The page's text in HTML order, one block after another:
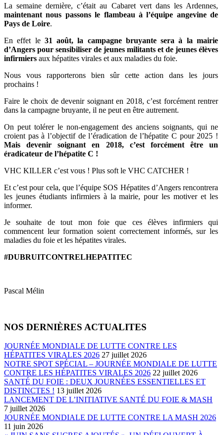
La semaine dernière, c’était au Cabaret vert dans les Ardennes,
maintenant nous passons le flambeau à l’équipe angevine de
Pays de Loire.
En effet le 31 août, la campagne bruyante sera à la mairie
d’Angers pour sensibiliser de jeunes militants et de jeunes élèves
infirmiers aux hépatites virales et aux maladies du foie.
Nous vous rapporterons bien sûr cette action dans les jours
prochains !
Faire le choix de devenir soignant en 2018, c’est forcément rentrer
dans la campagne bruyante, il ne peut en être autrement.
On peut tolérer le non-engagement des anciens soignants, qui ne
croient pas à l’objectif de l’éradication de l’hépatite C pour 2025 !
Mais devenir soignant en 2018, c’est forcément être un
éradicateur de l’hépatite C !
VHC KILLER c’est vous ! Plus soft le VHC CATCHER !
Et c’est pour cela, que l’équipe SOS Hépatites d’Angers rencontrera
les jeunes étudiants infirmiers à la mairie, pour les motiver et les
informer.
Je souhaite de tout mon foie que ces élèves infirmiers qui
commencent leur formation soient correctement informés, sur les
maladies du foie et les hépatites virales.
#DUBRUITCONTRELHEPATITEC
Pascal Mélin
NOS DERNIÈRES ACTUALITES
JOURNÉE MONDIALE DE LUTTE CONTRE LES
HÉPATITES VIRALES 2026 27 juillet 2026
NOTRE SPOT SPÉCIAL – JOURNÉE MONDIALE DE LUTTE
CONTRE LES HÉPATITES VIRALES 2026 22 juillet 2026
SANTÉ DU FOIE : DEUX JOURNÉES ESSENTIELLES ET
DISTINCTES ! 13 juillet 2026
LANCEMENT DE L’INITIATIVE SANTÉ DU FOIE & MASH
7 juillet 2026
JOURNÉE MONDIALE DE LUTTE CONTRE LA MASH 2026
11 juin 2026